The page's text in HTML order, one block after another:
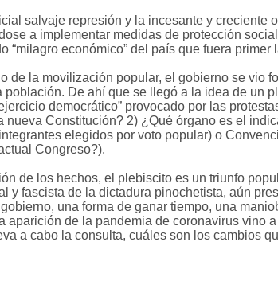
salvaje represión y la incesante y creciente
a implementar medidas de protección
“milagro económico” del país que fuera
de la movilización popular, el gobierno se vio
población. De ahí que se llegó a la idea de un
democrático” provocado por las
nueva Constitución? 2) ¿Qué órgano es el
elegidos por voto popular) o
Congreso?).
de los hechos, el plebiscito es un triunfo
y fascista de la dictadura pinochetista, aún
una forma de ganar tiempo, una
aparición de la pandemia de coronavirus vino
a cabo la consulta, cuáles son los cambios